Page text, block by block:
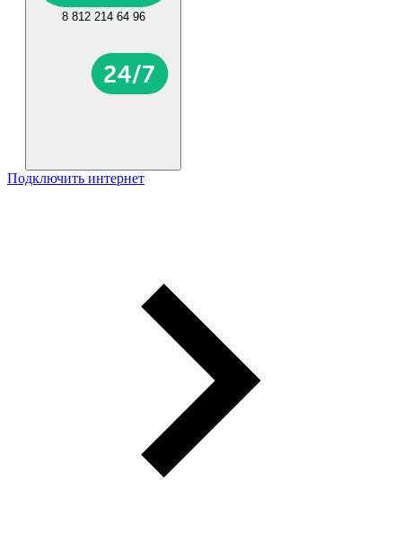
8 812 214 64 96
Подключить интернет